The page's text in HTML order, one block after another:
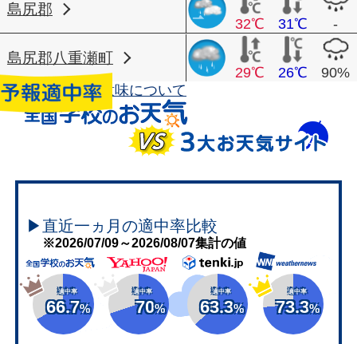
島尻郡
32℃ 31℃ -
島尻郡八重瀬町
29℃ 26℃
90%
天気アイコンの意味について
▶直近一ヵ月の適中率比較
※2026/07/09～2026/08/07集計の値
適中率
66.7%
適中率
70%
適中率
63.3%
適中率
73.3%